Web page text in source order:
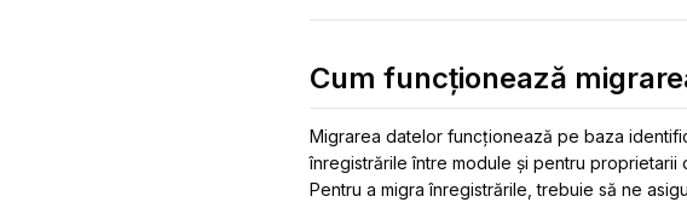
Cum funcționează
Migrarea datelor funcționează pe baza
înregistrările între module și pentru proprietarii
Pentru a migra înregistrările, trebuie să ne